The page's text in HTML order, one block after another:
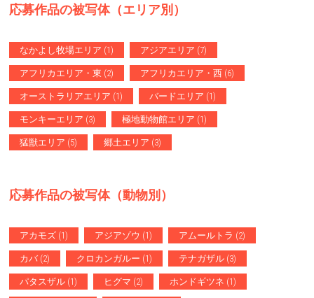
ョ
ン
応募作品の被写体（エリア別）
なかよし牧場エリア (1) アジアエリア (7)
アフリカエリア・東 (2) アフリカエリア・西 (6)
オーストラリアエリア (1) バードエリア (1)
モンキーエリア (3) 極地動物館エリア (1)
猛獣エリア (5) 郷土エリア (3)
応募作品の被写体（動物別）
アカモズ (1) アジアゾウ (1) アムールトラ (2)
カバ (2) クロカンガルー (1) テナガザル (3)
パタスザル (1) ヒグマ (2) ホンドギツネ (1)